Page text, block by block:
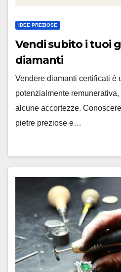
IDEE PREZIOSE
Vendi subito i tuoi
diamanti
Vendere diamanti certificati è
potenzialmente
alcune accortezze.
pietre preziose e…